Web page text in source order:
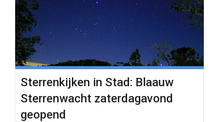
Sterrenkijken in Stad: Blaauw
Sterrenwacht zaterdagavond
geopend